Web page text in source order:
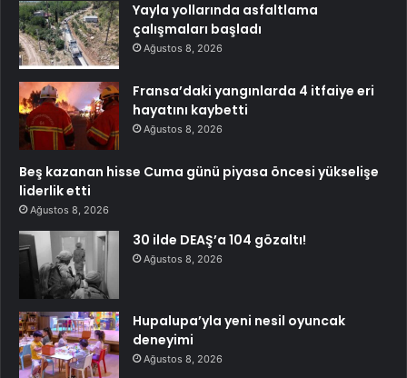
Yayla yollarında asfaltlama
çalışmaları başladı
Ağustos 8, 2026
Fransa’daki yangınlarda 4 itfaiye eri
hayatını kaybetti
Ağustos 8, 2026
Beş kazanan hisse Cuma günü piyasa öncesi yükselişe
liderlik etti
Ağustos 8, 2026
30 ilde DEAŞ’a 104 gözaltı!
Ağustos 8, 2026
Hupalupa’yla yeni nesil oyuncak
deneyimi
Ağustos 8, 2026